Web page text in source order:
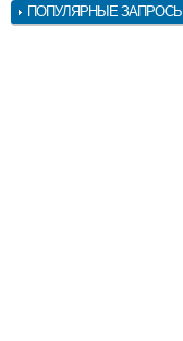
ПОПУЛЯРНЫЕ ЗАПРОСЫ